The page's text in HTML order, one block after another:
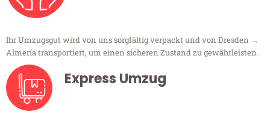
Ihr Umzugsgut wird von uns sorgfältig verpackt und von Dresden →
Almería transportiert, um einen sicheren Zustand zu gewährleisten.
Express Umzug